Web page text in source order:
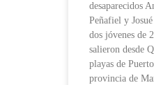
desaparecidos
Peñafiel y
dos jóvenes de
salieron desde
playas de
provincia de